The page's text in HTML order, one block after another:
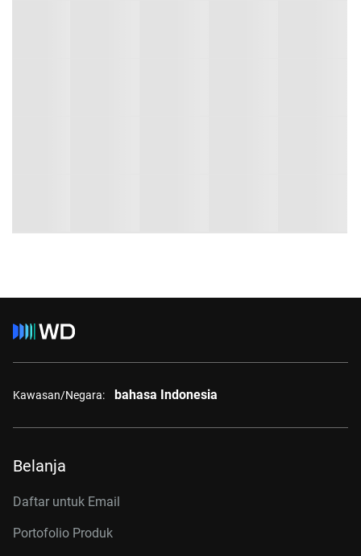
Kawasan/Negara: bahasa Indonesia
Belanja
Daftar untuk Email
Portofolio Produk